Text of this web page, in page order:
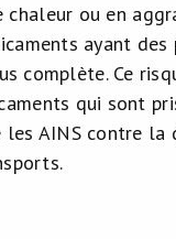
chaleur ou en
ayant des
complète. Ce
qui sont
AINS contre la